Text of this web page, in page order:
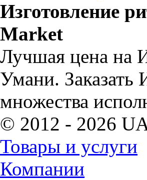
Изготовление
Market
Лучшая цена на
Умани. Заказать
множества
© 2012 - 2026
Товары и услуги
Компании